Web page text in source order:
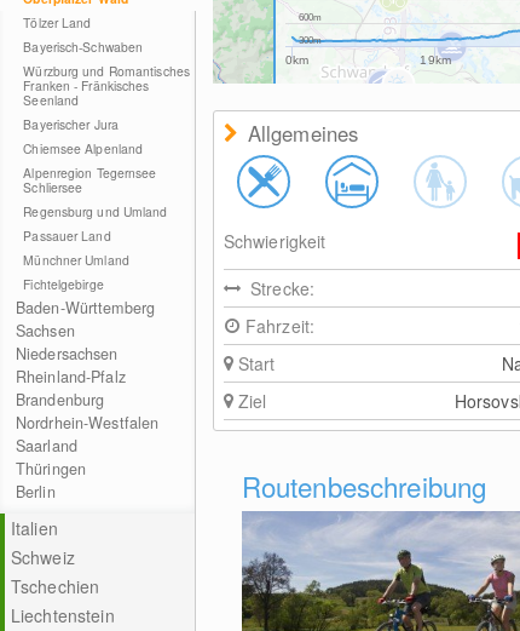
Tölzer Land
Bayerisch-Schwaben
Würzburg und Romantisches
Franken - Fränkisches
Seenland
Bayerischer Jura
Chiemsee Alpenland
Alpenregion Tegernsee
Schliersee
Regensburg und Umland
Passauer Land
Münchner Umland
Fichtelgebirge
Baden-Württemberg
Sachsen
Niedersachsen
Rheinland-Pfalz
Brandenburg
Nordrhein-Westfalen
Saarland
Thüringen
Berlin
Italien
Schweiz
Tschechien
Liechtenstein
0km 19km
300m
600m
Allgemeines
Schwierigkeit
Strecke:
Fahrzeit:
Start
Ziel
Routenbeschreibung